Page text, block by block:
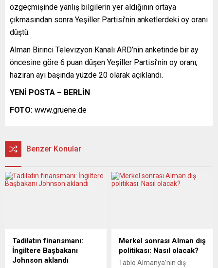
özgeçmişinde yanlış bilgilerin yer aldığının ortaya
çıkmasından sonra Yeşiller Partisi’nin anketlerdeki oy oranı
düştü.
Alman Birinci Televizyon Kanalı ARD’nin anketinde bir ay
öncesine göre 6 puan düşen Yeşiller Partisi’nin oy oranı,
haziran ayı başında yüzde 20 olarak açıklandı.
YENİ POSTA – BERLİN
FOTO: www.gruene.de
Benzer Konular
Tadilatın finansmanı:
İngiltere Başbakanı
Johnson aklandı
Merkel sonrası Alman dış
politikası: Nasıl olacak?
Tablo Almanya’nın dış